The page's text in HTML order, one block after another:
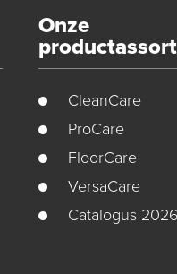
Onze
CleanCare
ProCare
FloorCare
VersaCare
Catalogus 2026